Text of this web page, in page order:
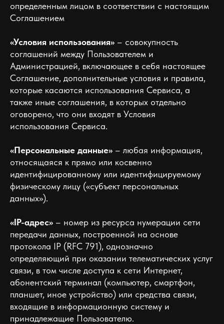
определенным лицом в соответствии с настоящим
Соглашением
«Условия использования» – совокупность
соглашений между Пользователем и
Администрацией, включающее в себя настоящее
Соглашение, дополнительные условия и правила,
которые касаются использования Сервиса, а
также иные соглашения, в которых отдельно
оговорено, что они входят в Условия
использования Сервиса.
«Персональные данные» – любая информация,
относящаяся к прямо или косвенно
идентифицированному или идентифицируемому
физическому лицу («субъект персональных
данных»).
«IP-адрес» – номер из ресурса нумерации сети
передачи данных, построенной на основе
протокола IP (RFC 791), однозначно
определяющий при оказании телематических услуг
связи, в том числе доступа к сети Интернет,
абонентский терминал (компьютер, смартфон,
планшет, иное устройство) или средства связи,
входящие в информационную систему и
принадлежащие Пользователю.